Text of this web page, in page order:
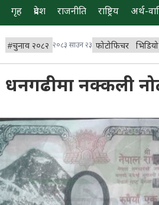
गृह प्रदेश राजनीति राष्ट्रिय अर्थ-
#चुनाव २०८२ २०८३ साउन २३ फोटोफिचर भिडियो
धनगढीमा नक्कली